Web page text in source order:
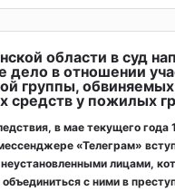
области в суд
дело в отношении
группы,
средств у пожилых
в мае текущего года
«Телеграм»
неустановленными лицами,
с ними в